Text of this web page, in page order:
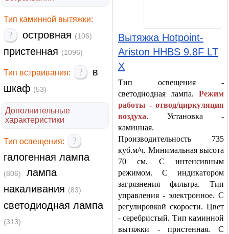
Тип каминной вытяжки:
? островная (106)
пристенная (1096)
Тип встраивания: ?
в
шкаф (53)
Дополнительные
характеристики
Тип освещения:
?
галогенная лампа
(806)
лампа
накаливания (83)
светодиодная лампа
(313)
Вытяжка Hotpoint-
Ariston HHBS 9.8F LT
X
Тип освещения -
светодиодная лампа. Режим
работы - отвод/циркуляция
воздуха. Установка -
каминная.
Производительность 735
куб.м/ч. Минимальная высота
70 см. С интенсивным
режимом. С индикатором
загрязнения фильтра. Тип
управления - электронное. С
регулировкой скорости. Цвет
- серебристый. Тип каминной
вытяжки - пристенная. С